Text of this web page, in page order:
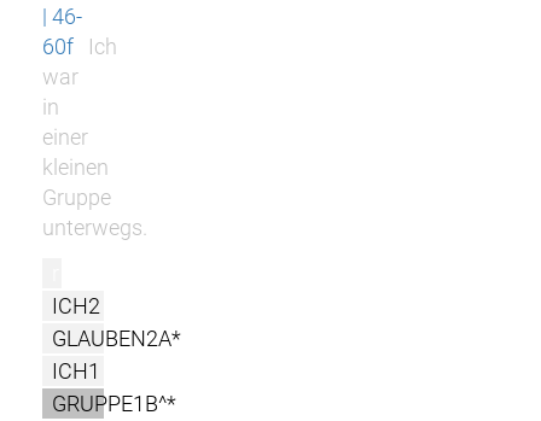
| 46-
60f
Ich
war
in
einer
kleinen
Gruppe
unterwegs.
ICH2
GLAUBEN2A*
ICH1
GRUPPE1B^*